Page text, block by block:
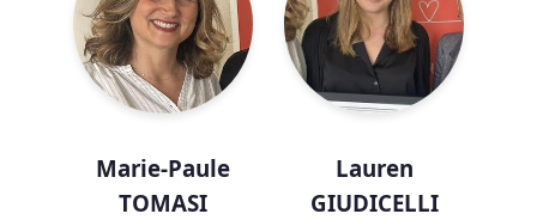
Marie-Paule
TOMASI
Lauren
GIUDICELLI